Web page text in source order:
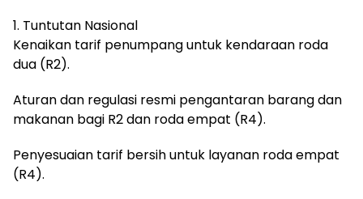
1. Tuntutan Nasional
Kenaikan tarif penumpang untuk kendaraan roda
dua (R2).
Aturan dan regulasi resmi pengantaran barang dan
makanan bagi R2 dan roda empat (R4).
Penyesuaian tarif bersih untuk layanan roda empat
(R4).